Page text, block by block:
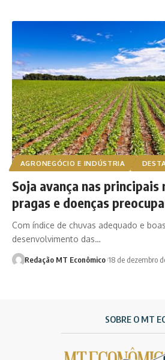
AGRONEGÓCIO E INDÚSTRIA
Soja avança nas principais
pragas e doenças
Com índice de chuvas adequado e
desenvolvimento das…
Redação MT Econômico 18 de dezembro
SOBRE O MT